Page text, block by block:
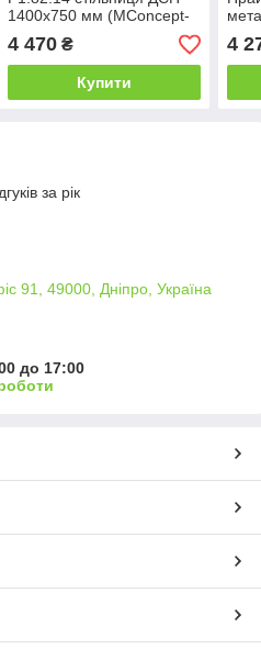
1400х750 мм (MConcept-
ТМ)
4 470₴
Купити
ТМ)
4
за рік
91, 49000, Дніпро, Україна
до 17:00